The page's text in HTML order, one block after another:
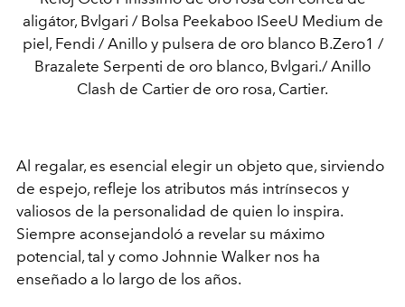
aligátor, Bvlgari / Bolsa Peekaboo ISeeU Medium de
piel, Fendi / Anillo y pulsera de oro blanco B.Zero1 /
Brazalete Serpenti de oro blanco, Bvlgari./ Anillo
Clash de Cartier de oro rosa, Cartier.
Al regalar, es esencial elegir un objeto que, sirviendo
de espejo, refleje los atributos más intrínsecos y
valiosos de la personalidad de quien lo inspira.
Siempre aconsejandoló a revelar su máximo
potencial, tal y como Johnnie Walker nos ha
enseñado a lo largo de los años.